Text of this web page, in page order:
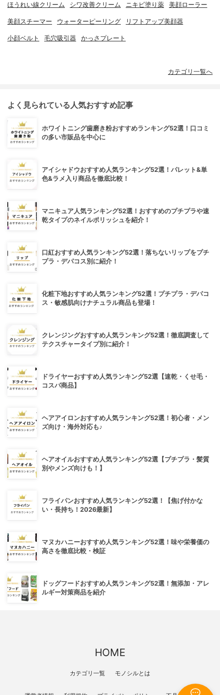
ほうれい線クリーム シワ改善クリーム ニキビ塗り薬 美顔ローラー
美顔スチーマー ウォーターピーリング リフトアップ美顔器
小顔ベルト 毛穴吸引器 かっさプレート
カテゴリ一覧へ
よく見られている人気おすすめ記事
ホワイトニング歯磨き粉おすすめランキング52選！口コミ
の多い市販品を中心に
アイシャドウおすすめ人気ランキング52選！パレット&単
色&ラメ入り商品を徹底比較！
マニキュア人気ランキング52選！おすすめのプチプラや速
乾タイプのネイルポリッシュを紹介！
口紅おすすめ人気ランキング52選！落ちないリップをプチ
プラ・デパコス別に紹介！
化粧下地おすすめ人気ランキング52選！プチプラ・デパコ
ス・敏感肌向けナチュラル商品も登場！
クレンジングおすすめ人気ランキング52選！徹底調査して
テクスチャータイプ別に紹介！
ドライヤーおすすめ人気ランキング52選【速乾・くせ毛・
コスパ商品】
ヘアアイロンおすすめ人気ランキング52選！初心者・メン
ズ向け・海外対応も♪
ヘアオイルおすすめ人気ランキング52選【プチプラ・髪質
別やメンズ向けも！】
フライパンおすすめ人気ランキング52選！【焦げ付かな
い・長持ち！2026最新】
マヌカハニーおすすめ人気ランキング52選！味や栄養価の
高さを徹底比較・検証
ドッグフードおすすめ人気ランキング52選！無添加・アレ
ルギー対策商品を紹介
HOME
カテゴリ一覧 モノシルとは